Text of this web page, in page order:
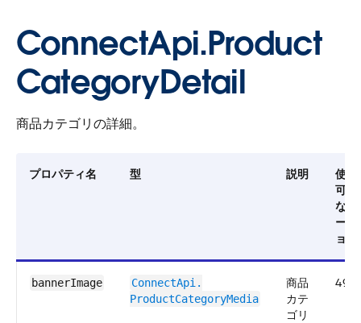
ConnectApi.Product
CategoryDetail
商品カテゴリの詳細。
プロパティ名 型 説明
使用
可能
なバ
ージ
ョン
bannerImage
ConnectApi.​
ProductCategoryMedia
商品
カテ
ゴリ
49.0